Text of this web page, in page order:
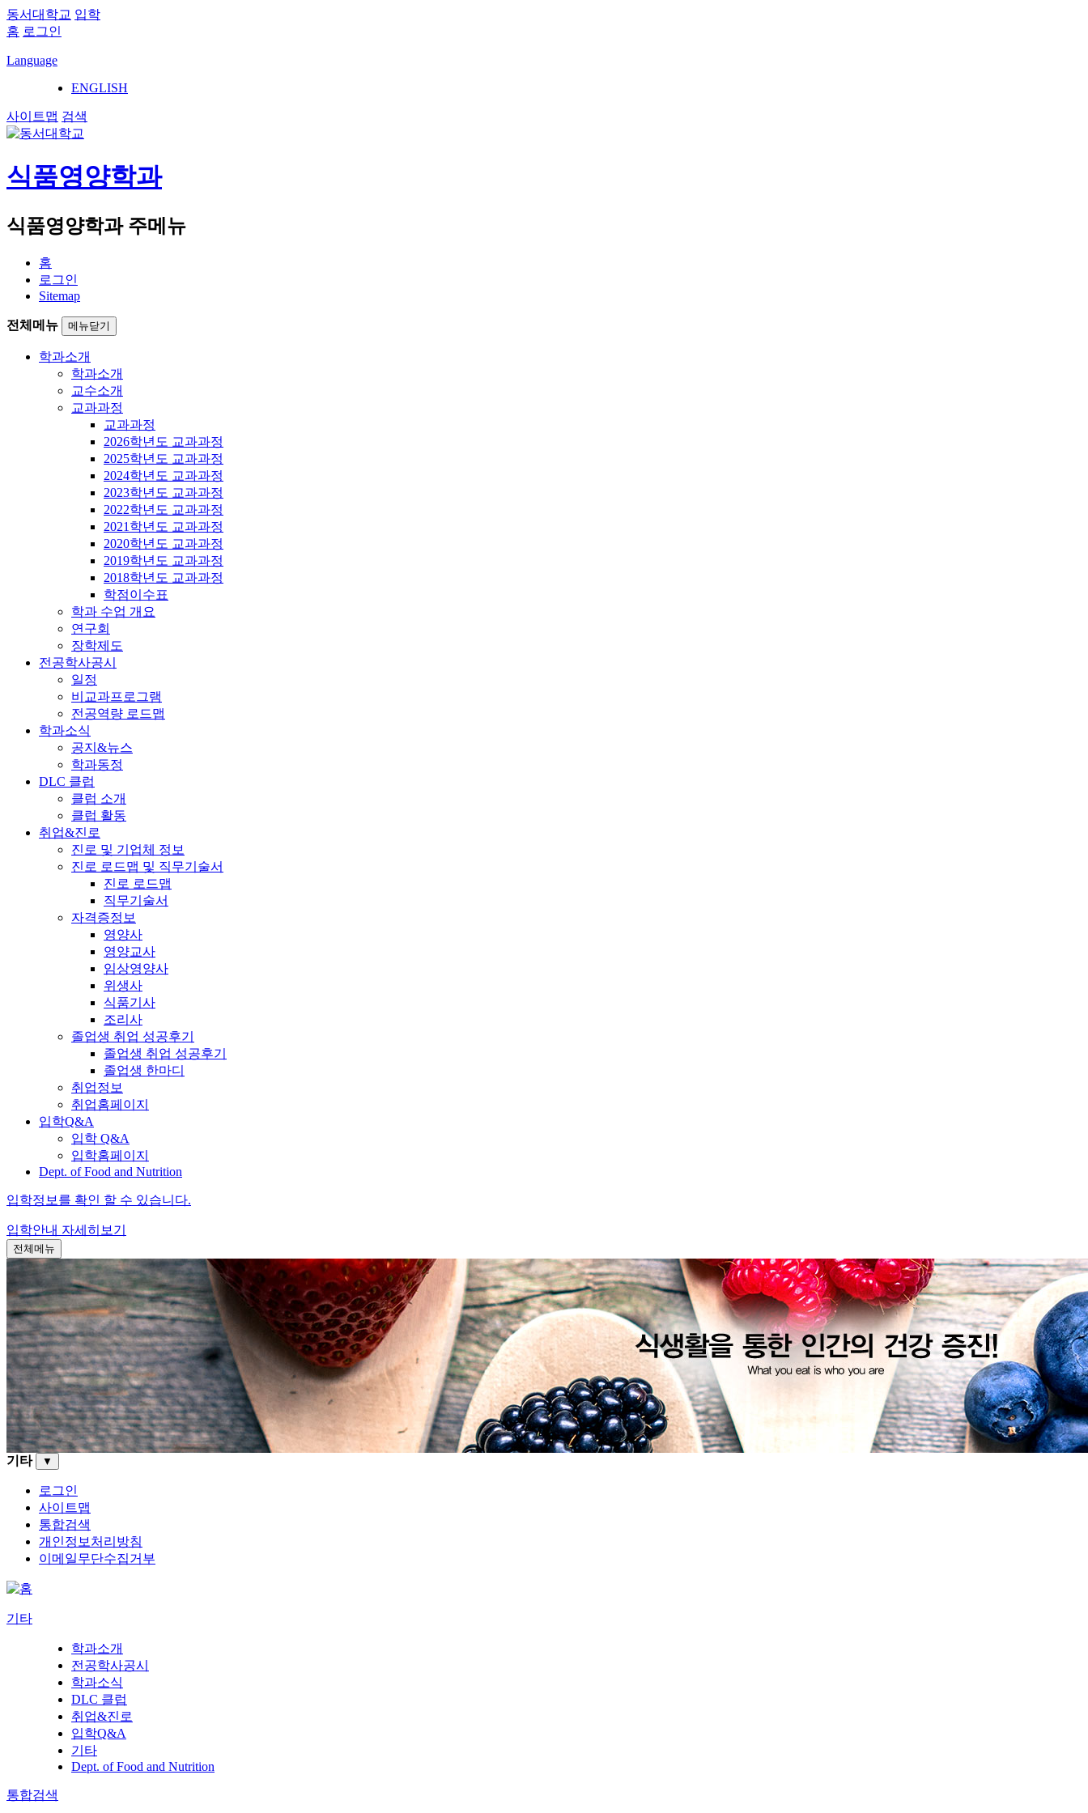
동서대학교 입학
홈 로그인
Language
ENGLISH
사이트맵 검색
식품영양학과
식품영양학과 주메뉴
홈
로그인
Sitemap
전체메뉴 메뉴닫기
학과소개
학과소개
교수소개
교과과정
교과과정
2026학년도 교과과정
2025학년도 교과과정
2024학년도 교과과정
2023학년도 교과과정
2022학년도 교과과정
2021학년도 교과과정
2020학년도 교과과정
2019학년도 교과과정
2018학년도 교과과정
학점이수표
학과 수업 개요
연구회
장학제도
전공학사공시
일정
비교과프로그램
전공역량 로드맵
학과소식
공지&뉴스
학과동정
DLC 클럽
클럽 소개
클럽 활동
취업&진로
진로 및 기업체 정보
진로 로드맵 및 직무기술서
진로 로드맵
직무기술서
자격증정보
영양사
영양교사
임상영양사
위생사
식품기사
조리사
졸업생 취업 성공후기
졸업생 취업 성공후기
졸업생 한마디
취업정보
취업홈페이지
입학Q&A
입학 Q&A
입학홈페이지
Dept. of Food and Nutrition
입학정보를 확인 할 수 있습니다.
입학안내 자세히보기
전체메뉴
기타 ▼
로그인
사이트맵
통합검색
개인정보처리방침
이메일무단수집거부
기타
학과소개
전공학사공시
학과소식
DLC 클럽
취업&진로
입학Q&A
기타
Dept. of Food and Nutrition
통합검색